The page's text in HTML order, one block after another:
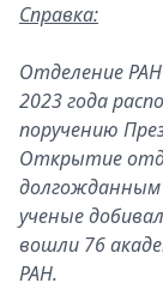
Справка:
Отделение
2023 года
поручению
Открытие
долгожданным
ученые
вошли 76
РАН.